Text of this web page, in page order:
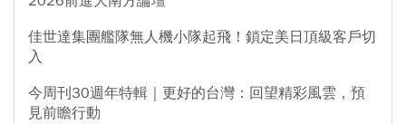
佳世達集團艦隊無人機小隊起飛！鎖定美日頂級客戶切
入
今周刊30週年特輯｜更好的台灣：回望精彩風雲，預
見前瞻行動